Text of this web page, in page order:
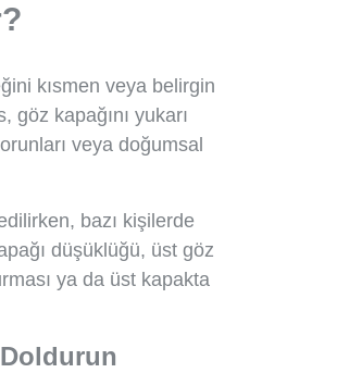
kısmen veya belirgin
kapağını yukarı
veya doğumsal
bazı kişilerde
düşüklüğü, üst göz
ya da üst kapakta